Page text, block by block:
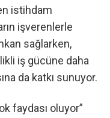
istihdam
işverenlerle
sağlarken,
iş gücüne daha
da katkı sunuyor.
faydası oluyor”